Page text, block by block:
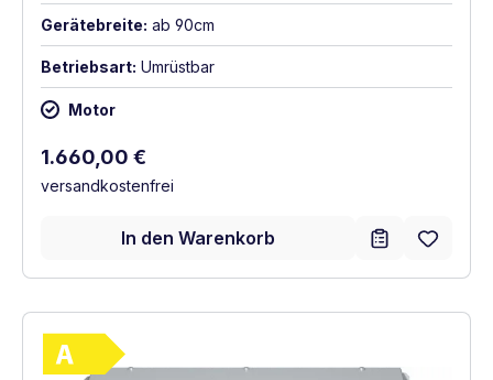
Gerätebreite: ab 90cm
Betriebsart: Umrüstbar
Motor
Regulärer Preis:
1.660,00 €
versandkostenfrei
In den Warenkorb